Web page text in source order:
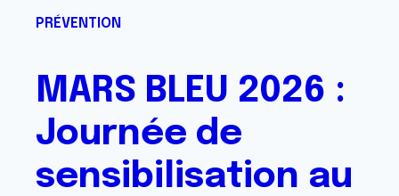
PRÉVENTION
MARS BLEU 2026 :
Journée de
sensibilisation au